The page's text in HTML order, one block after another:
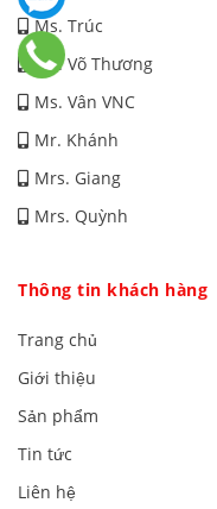
Ms. Trúc
Ms. Võ Thương
Ms. Vân VNC
Mr. Khánh
Mrs. Giang
Mrs. Quỳnh
Thông tin khách hàng
Trang chủ
Giới thiệu
Sản phẩm
Tin tức
Liên hệ